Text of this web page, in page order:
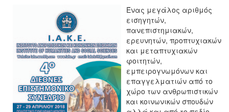
Ένας μεγάλος αριθμός
εισηγητών,
πανεπιστημιακών,
ερευνητών, προπτυχιακών
και μεταπτυχιακών
φοιτητών,
εμπειρογνωμόνων και
επαγγελματιών από το
χώρο των ανθρωπιστικών
και κοινωνικών σπουδών